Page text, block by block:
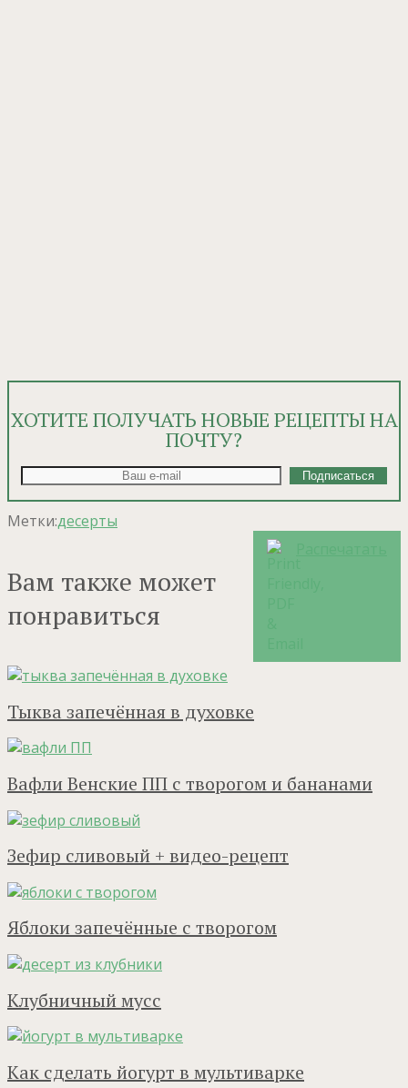
ХОТИТЕ ПОЛУЧАТЬ НОВЫЕ РЕЦЕПТЫ НА
ПОЧТУ?
Метки:десерты
Вам также может
понравиться
Тыква запечённая в духовке
Вафли Венские ПП с творогом и бананами
Зефир сливовый + видео-рецепт
Яблоки запечённые с творогом
Клубничный мусс
Как сделать йогурт в мультиварке